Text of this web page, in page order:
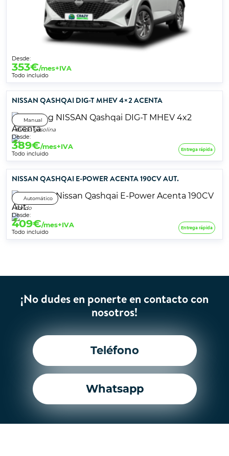
Desde:
353€/mes+IVA
Todo incluido
NISSAN QASHQAI DIG-T MHEV 4×2 ACENTA
Manual
Híbrido gasolina
Desde:
389€/mes+IVA
Todo incluido
Entrega rápida
NISSAN QASHQAI E-POWER ACENTA 190CV AUT.
Automático
Híbrido
Desde:
409€/mes+IVA
Todo incluido
Entrega rápida
¡No dudes en ponerte en contacto con
nosotros!
Teléfono
Whatsapp